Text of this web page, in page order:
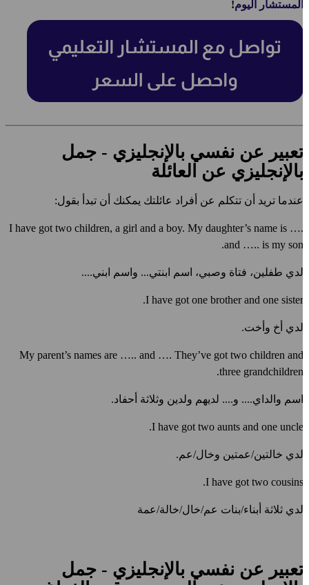
المستشار اليوم!
تعبير عن نفسي بالإنجليزي - جمل
بالإنجليزي عن العائلة
عندما تريد أن تتكلم عن أفراد عائلتك يمكنك أن تبدأ بقول:
I have got two children, a girl and a boy. My daughter’s name is ….
and ….. is my son.
لدي طفلين، فتاة وصبي، اسم ابنتي... واسم ابني....
I have got one brother and one sister.
لدي أخ وأخت.
My parent’s names are ….. and …. They’ve got two children and
three grandchildren.
اسم والداي.... و.... لديهم ولدين وثلاثة أحفاد.
I have got two aunts and one uncle.
لدي خالتين/عمتين وخال/عم.
I have got two cousins.
لدي ثلاثة أبناء/بنات عم/خال/خالة/عمة
تعبير عن نفسي بالإنجليزي - جمل